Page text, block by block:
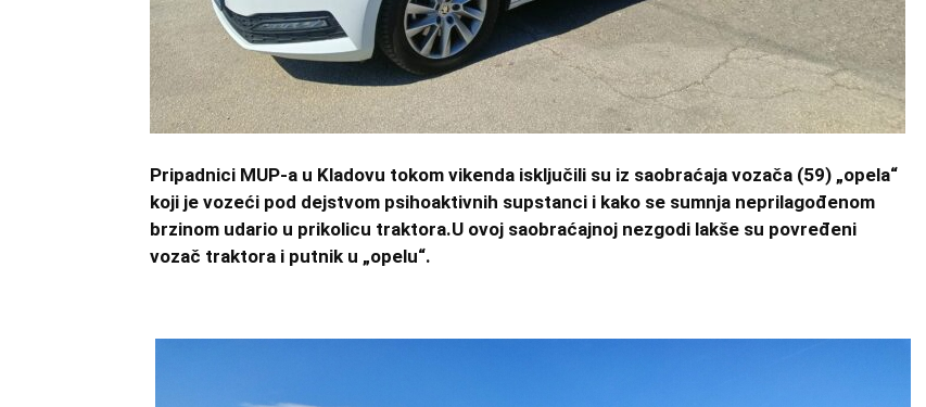
Pripadnici MUP-a u Kladovu tokom vikenda isključili su iz saobraćaja vozača (59) „opela“
koji je vozeći pod dejstvom psihoaktivnih supstanci i kako se sumnja neprilagođenom
brzinom udario u prikolicu traktora.U ovoj saobraćajnoj nezgodi lakše su povređeni
vozač traktora i putnik u „opelu“.